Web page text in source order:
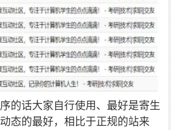
的话大家自行使用、最好是寄生
态的最好，相比于正规的站来